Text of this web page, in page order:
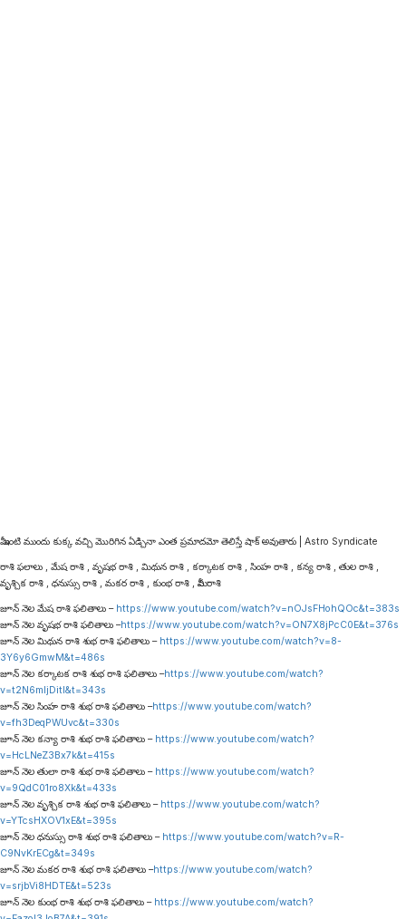
మీ ఇంటి ముందు కుక్క వచ్చి మొరిగిన ఏడ్చినా ఎంత ప్రమాదమో తెలిస్తే షాక్ అవుతారు | Astro Syndicate
రాశి ఫలాలు , మేష రాశి , వృషభ రాశి , మిథున రాశి , కర్కాటక రాశి , సింహ రాశి , కన్య రాశి , తుల రాశి ,
వృశ్చిక రాశి , ధనుస్సు రాశి , మకర రాశి , కుంభ రాశి , మీన రాశి
జూన్ నెల మేష రాశి ఫలితాలు – https://www.youtube.com/watch?v=nOJsFHohQOc&t=383s
జూన్ నెల వృషభ రాశి ఫలితాలు –https://www.youtube.com/watch?v=ON7X8jPcC0E&t=376s
జూన్ నెల మిథున రాశి శుభ రాశి ఫలితాలు – https://www.youtube.com/watch?v=8-
3Y6y6GmwM&t=486s
జూన్ నెల కర్కాటక రాశి శుభ రాశి ఫలితాలు –https://www.youtube.com/watch?
v=t2N6mljDitI&t=343s
జూన్ నెల సింహ రాశి శుభ రాశి ఫలితాలు –https://www.youtube.com/watch?
v=fh3DeqPWUvc&t=330s
జూన్ నెల కన్యా రాశి శుభ రాశి ఫలితాలు – https://www.youtube.com/watch?
v=HcLNeZ3Bx7k&t=415s
జూన్ నెల తులా రాశి శుభ రాశి ఫలితాలు – https://www.youtube.com/watch?
v=9QdC01ro8Xk&t=433s
జూన్ నెల వృశ్చిక రాశి శుభ రాశి ఫలితాలు – https://www.youtube.com/watch?
v=YTcsHXOV1xE&t=395s
జూన్ నెల ధనుస్సు రాశి శుభ రాశి ఫలితాలు – https://www.youtube.com/watch?v=R-
C9NvKrECg&t=349s
జూన్ నెల మకర రాశి శుభ రాశి ఫలితాలు –https://www.youtube.com/watch?
v=srjbVi8HDTE&t=523s
జూన్ నెల కుంభ రాశి శుభ రాశి ఫలితాలు – https://www.youtube.com/watch?